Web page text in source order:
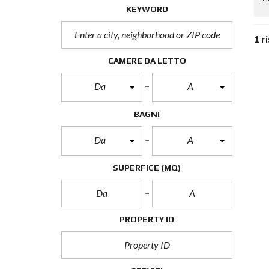
KEYWORD
CAMERE DA LETTO
Da A
BAGNI
Da A
SUPERFICE (MQ)
PROPERTY ID
1